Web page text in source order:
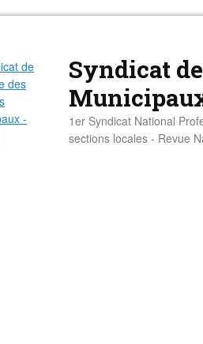
Syndicat
1er Syndicat National
sections locales - Revue